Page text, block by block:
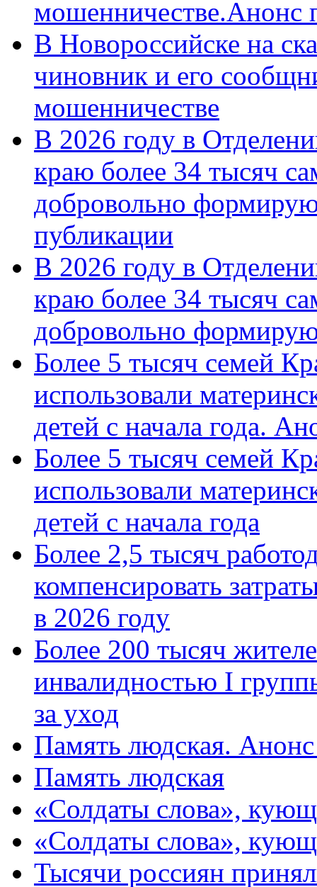
мошенничестве.Анонс
В Новороссийске на
чиновник и его
мошенничестве
В 2026 году в
краю более 34 тысяч
добровольно
публикации
В 2026 году в
краю более 34 тысяч
добровольно
Более 5 тысяч семей
использовали
детей с начала года.
Более 5 тысяч семей
использовали
детей с начала года
Более 2,5 тысяч
компенсировать
в 2026 году
Более 200 тысяч
инвалидностью I
за уход
Память людская.
Память людская
«Солдаты слова»,
«Солдаты слова»,
Тысячи россиян